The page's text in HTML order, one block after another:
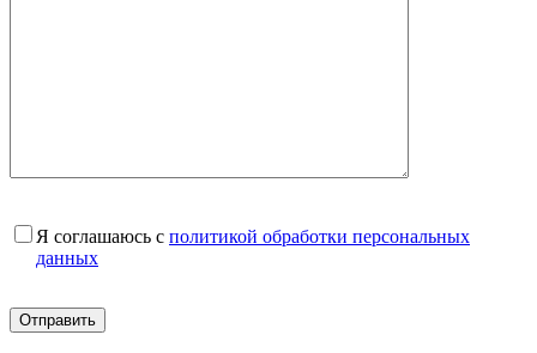
Я соглашаюсь с политикой обработки персональных
данных